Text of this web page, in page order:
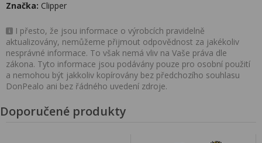
Značka: Clipper
I přesto, že jsou informace o výrobcích pravidelně
aktualizovány, nemůžeme přijmout odpovědnost za jakékoliv
nesprávné informace. To však nemá vliv na Vaše práva dle
zákona. Tyto informace jsou podávány pouze pro osobní použití
a nemohou být jakkoliv kopírovány bez předchozího souhlasu
DonPealo ani bez řádného uvedení zdroje.
Doporučené produkty